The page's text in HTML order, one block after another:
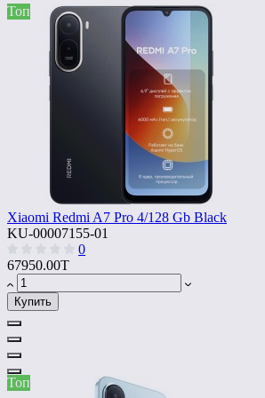
Топ
Xiaomi Redmi A7 Pro 4/128 Gb Black
KU-00007155-01
0
67950.00T
Купить
Топ